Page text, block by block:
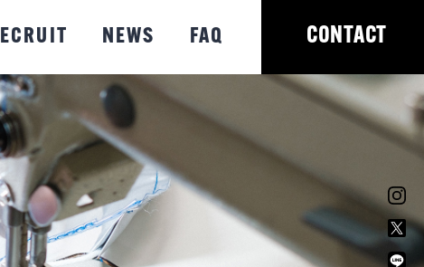
NEWS FAQ CONTACT